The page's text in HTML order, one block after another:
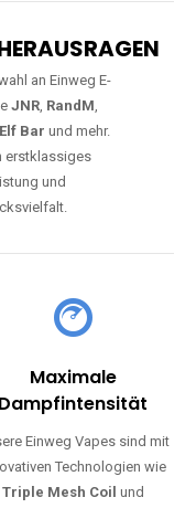
an Einweg E-
JNR, RandM,
Elf Bar und mehr.
erstklassiges
und
Maximale
Dampfintensität
Einweg Vapes sind mit
Technologien wie
Triple Mesh Coil und